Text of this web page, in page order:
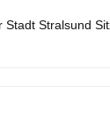
Stralsund